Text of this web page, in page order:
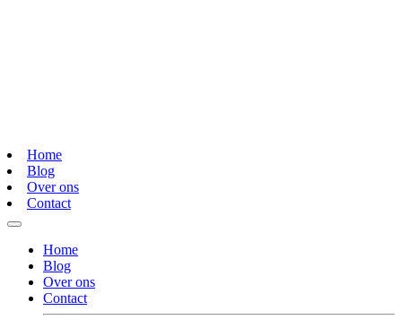
Home
Blog
Over ons
Contact
Home
Blog
Over ons
Contact